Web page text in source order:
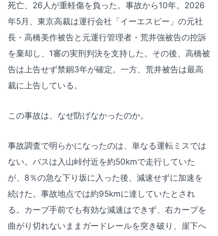
死亡、26人が重軽傷を負った。事故から10年。2026
年5月、東京高裁は運行会社「イーエスピー」の元社
長・高橋美作被告と元運行管理者・荒井強被告の控訴
を棄却し、1審の実刑判決を支持した。その後、高橋被
告は上告せず禁錮3年が確定。一方、荒井被告は最高
裁に上告している。
この事故は、なぜ防げなかったのか。
事故調査で明らかになったのは、単なる運転ミスでは
ない。バスは入山峠付近を約50kmで走行していた
が、8％の急な下り坂に入った後、減速せずに加速を
続けた。事故地点では約95kmに達していたとされ
る。カーブ手前でも有効な減速はできず、右カーブを
曲がり切れないままガードレールを突き破り、崖下へ